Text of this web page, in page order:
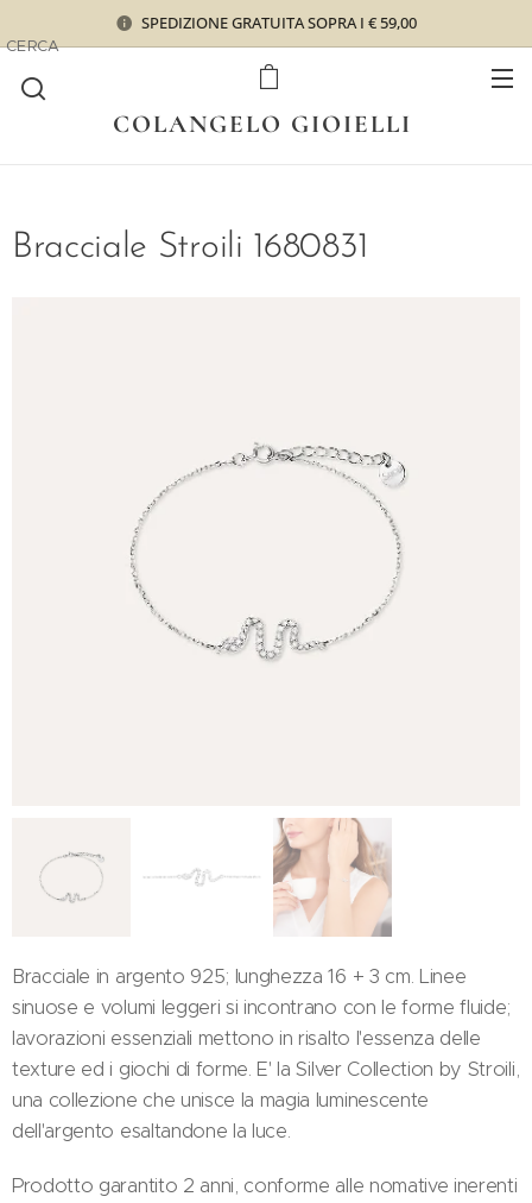
SPEDIZIONE GRATUITA SOPRA I € 59,00
COLANGELO GIOIELLI
CERCA
Bracciale Stroili 1680831
Bracciale in argento 925; lunghezza 16 + 3 cm. Linee
sinuose e volumi leggeri si incontrano con le forme fluide;
lavorazioni essenziali mettono in risalto l'essenza delle
texture ed i giochi di forme. E' la Silver Collection by Stroili,
una collezione che unisce la magia luminescente
dell'argento esaltandone la luce.
Prodotto garantito 2 anni, conforme alle nomative inerenti